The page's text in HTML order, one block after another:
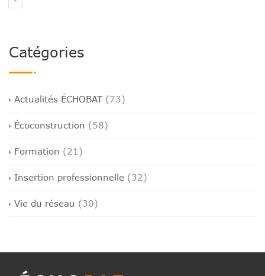
Catégories
Actualités ÉCHOBAT(73)
Écoconstruction (58)
Formation (21)
Insertion professionnelle (32)
Vie du réseau (30)